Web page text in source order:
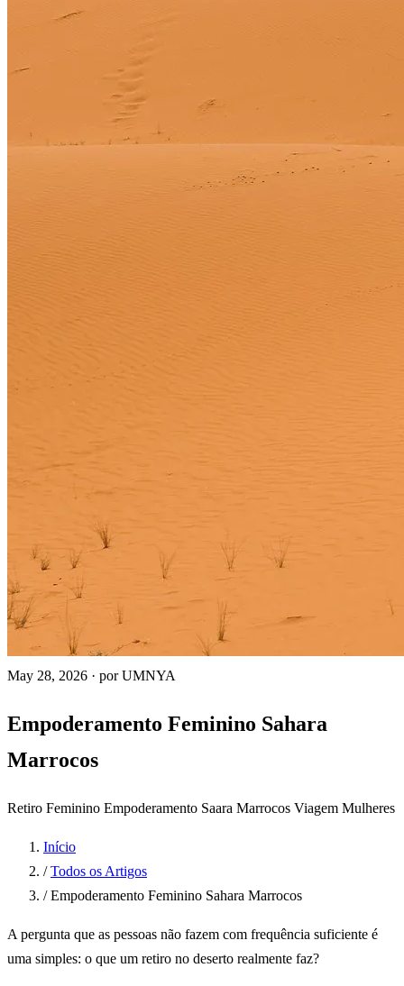
May 28, 2026 · por UMNYA
Empoderamento Feminino Sahara
Marrocos
Retiro Feminino Empoderamento Saara Marrocos Viagem Mulheres
Início
/ Todos os Artigos
/ Empoderamento Feminino Sahara Marrocos
A pergunta que as pessoas não fazem com frequência suficiente é
uma simples: o que um retiro no deserto realmente faz?